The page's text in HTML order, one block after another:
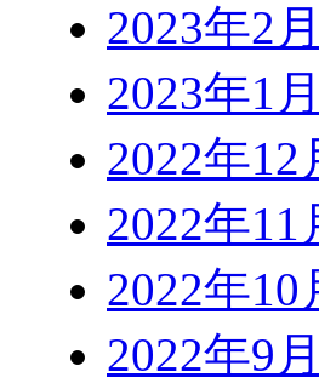
2023年2月
2023年1月
2022年12
2022年11
2022年10
2022年9月